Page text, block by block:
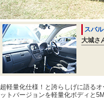
スバ
大城さ
超軽量化仕様！と誇らしげに語る
ットバージョンを軽量化ボディと